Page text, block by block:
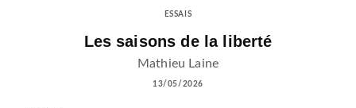
ESSAIS
Les saisons de la liberté
Mathieu Laine
13/05/2026